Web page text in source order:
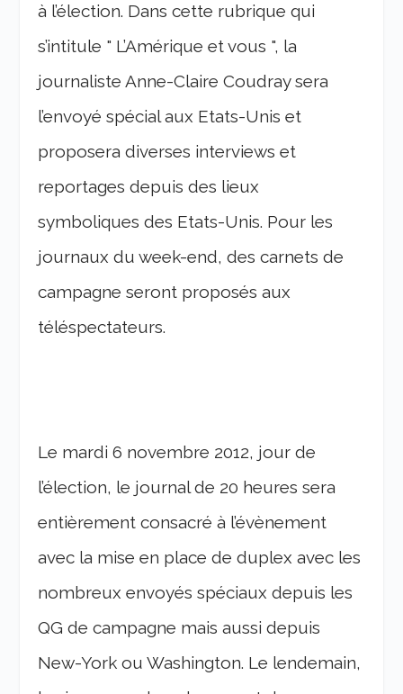
à l’élection. Dans cette rubrique qui
s’intitule " L’Amérique et vous ", la
journaliste Anne-Claire Coudray sera
l’envoyé spécial aux Etats-Unis et
proposera diverses interviews et
reportages depuis des lieux
symboliques des Etats-Unis. Pour les
journaux du week-end, des carnets de
campagne seront proposés aux
téléspectateurs.
Le mardi 6 novembre 2012, jour de
l’élection, le journal de 20 heures sera
entièrement consacré à l’évènement
avec la mise en place de duplex avec les
nombreux envoyés spéciaux depuis les
QG de campagne mais aussi depuis
New-York ou Washington. Le lendemain,